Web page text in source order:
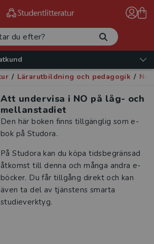
/ Lärarutbildning och pedagogik /
Att undervisa i NO på låg- och
mellanstadiet
Den här boken finns tillgänglig som e-
bok på Studora.
På Studora kan du köpa tidsbegränsad
åtkomst till denna och många andra e-
böcker. Du får tillgång direkt och kan
även ta del av tjänstens smarta
studieverktyg.